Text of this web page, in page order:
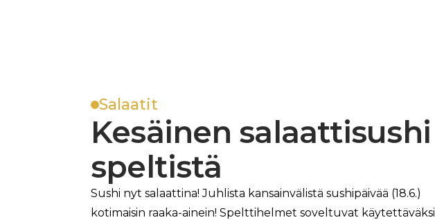
Salaatit
Kesäinen salaattisushi
speltistä
Sushi nyt salaattina! Juhlista kansainvälistä sushipäivää (18.6.)
kotimaisin raaka-ainein! Spelttihelmet soveltuvat käytettäväksi